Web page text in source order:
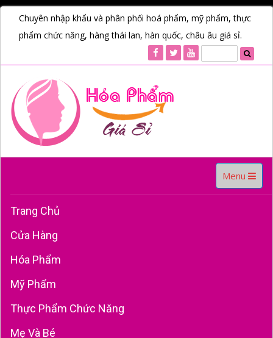
Chuyên nhập khẩu và phân phối hoá phẩm, mỹ phẩm, thực
phẩm chức năng, hàng thái lan, hàn quốc, châu âu giá sỉ.
Toggle
navigation
Menu
Trang Chủ
Cửa Hàng
Hóa Phẩm
Mỹ Phẩm
Thực Phẩm Chức Năng
Mẹ Và Bé